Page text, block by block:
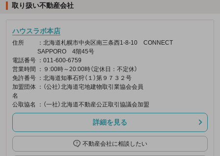
取り扱い不動産会社
ハウスラボ本店
住所
：北海道札幌市中央区南三条西1-8-10 CONNECT
SAPPORO 4階45号
電話番号 ：011-600-6759
営業時間
：９:00時～20:00時（定休日：不定休）
免許番号 ：北海道知事石狩（１）第９７３２号
加盟団体
名
：（公社）北海道宅地建物取引業協会会員
公取協名 ：（一社）北海道不動産公正取引協議会加盟
詳細を見る
不動産会社に相談したい